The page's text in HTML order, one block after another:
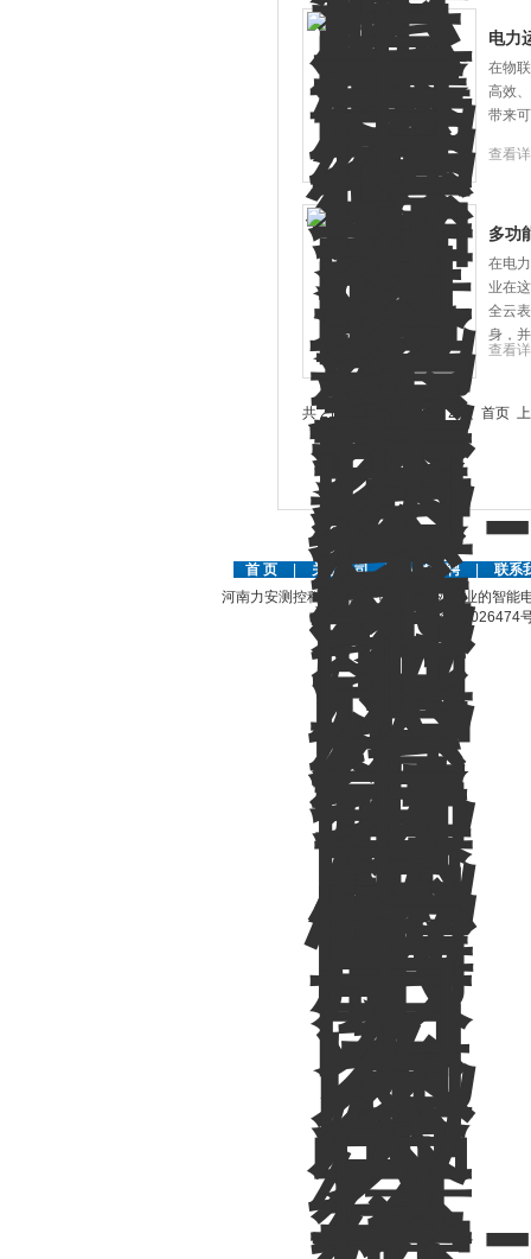
电力
在物
高效
带来
查看
多功
在电
业在
全云
身，
查看
共 21 条记录，当前 1 / 2 页 首页
首 页 关于公司 | 人才招聘
联系
河南力安测控科技有限公司是国内外专业的智能
豫ICP备12026474